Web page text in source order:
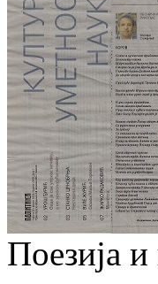
Поезија и